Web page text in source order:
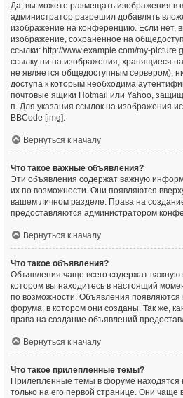
Да, вы можете размещать изображения в
администратор разрешил добавлять
изображение на конференцию. Если нет,
изображение, сохранённое на
ссылки: http://www.example.com/my-
ссылку ни на изображения, хранящиеся
не является общедоступным сервером),
доступа к которым необходима
почтовые ящики Hotmail или Yahoo,
п. Для указания ссылок на изображения
BBCode [img].
Вернуться к началу
Что такое важные объявления?
Эти объявления содержат важную
их по возможности. Они появляются
вашем личном разделе. Права на
предоставляются администратором
Вернуться к началу
Что такое объявления?
Объявления чаще всего содержат
котором вы находитесь в настоящий
по возможности. Объявления появляются
форума, в котором они созданы. Так же,
права на создание объявлений
Вернуться к началу
Что такое прилепленные темы?
Прилепленные темы в форуме находятся
только на его первой странице. Они чаще